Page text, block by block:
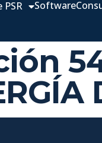
PSR Software